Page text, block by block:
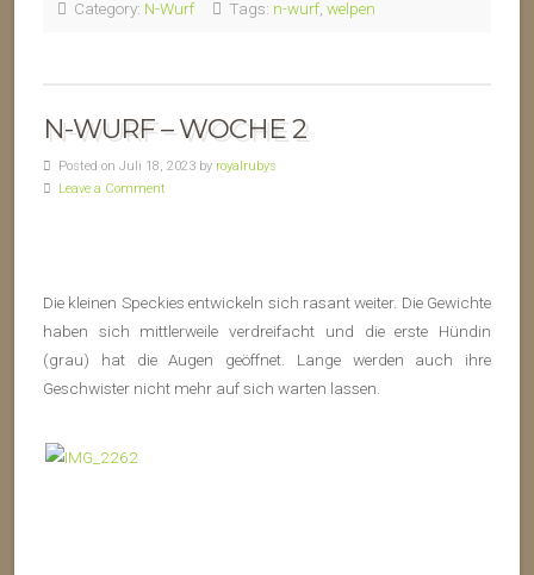
Category: N-Wurf Tags: n-wurf welpen
N-WURF – WOCHE 2
Posted on Juli 18, 2023 by royalrubys
Leave a Comment
Die kleinen Speckies entwickeln sich rasant weiter. Die Gewichte
haben sich mittlerweile verdreifacht und die erste Hündin
(grau) hat die Augen geöffnet. Lange werden auch ihre
Geschwister nicht mehr auf sich warten lassen.